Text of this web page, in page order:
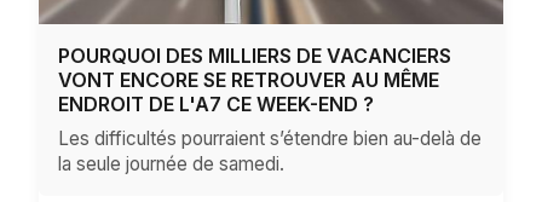
POURQUOI DES MILLIERS DE VACANCIERS
VONT ENCORE SE RETROUVER AU MÊME
ENDROIT DE L'A7 CE WEEK-END ?
Les difficultés pourraient s’étendre bien au-delà de
la seule journée de samedi.